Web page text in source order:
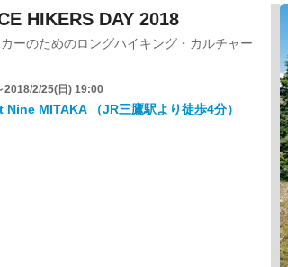
HIKERS DAY 2018
ーのためのロングハイキング・カルチャー
2018/2/25(日) 19:00
MITAKA （JR三鷹駅より徒歩4分）